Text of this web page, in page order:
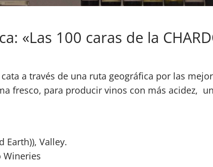
«Las 100 caras de la
a través de una ruta geográfica por las
fresco, para producir vinos con más acidez,
Earth)), Valley.
Wineries